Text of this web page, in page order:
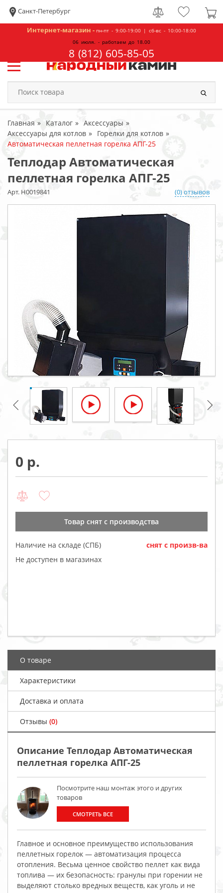
Санкт-Петербург
Интернет-магазин - пн-пт - 9:00-19:00 | сб-вс - 10:00-18:00
06 июля. - работаем до 18.00
8 (812) 605-85-05
Главная Каталог
Аксессуары
Аксессуары для котлов
Горелки для котлов
Автоматическая пеллетная горелка АПГ-25
Теплодар Автоматическая
пеллетная горелка АПГ-25
Арт. Н0019841 (0) отзывов
0
Товар cнят с производства
Наличие на складе (СПБ)
cнят с произв-ва
Не доступен в магазинах
О товаре
Характеристики
Доставка и оплата
Отзывы (0)
Описание Теплодар Автоматическая
пеллетная горелка АПГ-25
Посмотрите наш монтаж этого и других
товаров
СМОТРЕТЬ ВСЕ
Главное и основное преимущество использования
пеллетных горелок — автоматизация процесса
отопления. Весьма ценное свойство пеллет как вида
топлива — их безопасность: гранулы при горении не
выделяют столько вредных веществ, как уголь и не